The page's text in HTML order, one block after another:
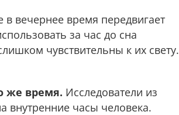
вечернее время передвигает
за час до сна
чувствительны к их свету.
же время. Исследователи из
внутренние часы человека.